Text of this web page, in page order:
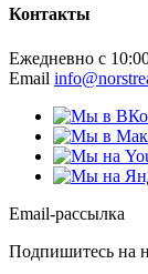
Контакты
Ежедневно с
Email
Email-рассылка
Подпишитесь на